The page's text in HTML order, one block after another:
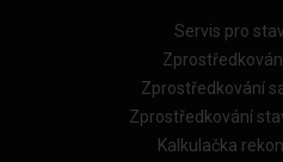
Servis pro
Zprostředkování
Zprostředkování
Kalkulačka